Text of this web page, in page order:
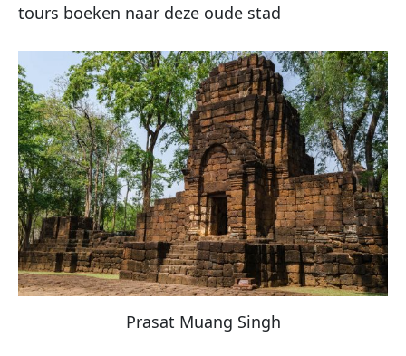
tours boeken naar deze oude stad
Prasat Muang Singh